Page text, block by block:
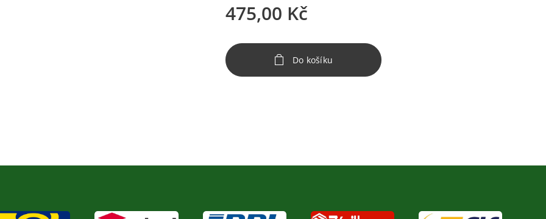
475,00 Kč
Do košíku